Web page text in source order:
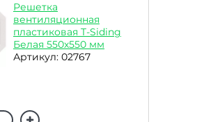
Решетка
вентиляционная
пластиковая T-Siding
Белая 550х550 мм
Артикул: 02767